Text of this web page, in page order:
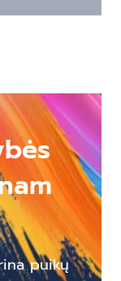
puikų